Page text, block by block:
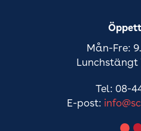
Mån-Fre:
Lunchstängt
Tel: 08-
E-post: